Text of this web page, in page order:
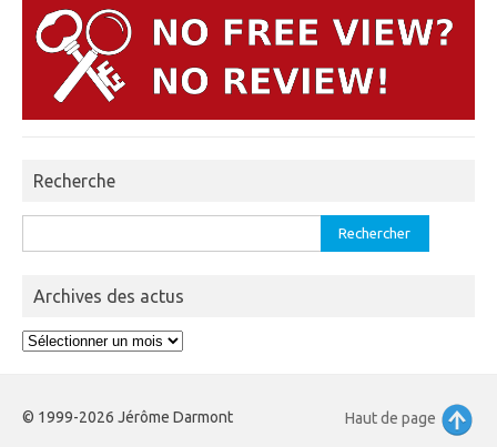
Recherche
Archives des actus
Archives
© 1999-2026 Jérôme Darmont
Haut de page